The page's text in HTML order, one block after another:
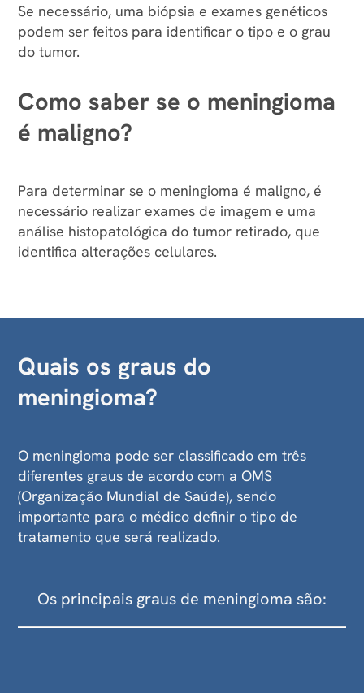
Se necessário, uma biópsia e exames genéticos
podem ser feitos para identificar o tipo e o grau
do tumor.
Como saber se o meningioma
é maligno?
Para determinar se o meningioma é maligno, é
necessário realizar exames de imagem e uma
análise histopatológica do tumor retirado, que
identifica alterações celulares.
Quais os graus do
meningioma?
O meningioma pode ser classificado em três
diferentes graus de acordo com a OMS
(Organização Mundial de Saúde), sendo
importante para o médico definir o tipo de
tratamento que será realizado.
Os principais graus de meningioma são: